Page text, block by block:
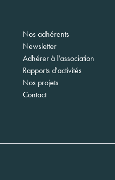
Nos adhérents
Newsletter
Adhérer à l'association
Rapports d'activités
Nos projets
Contact